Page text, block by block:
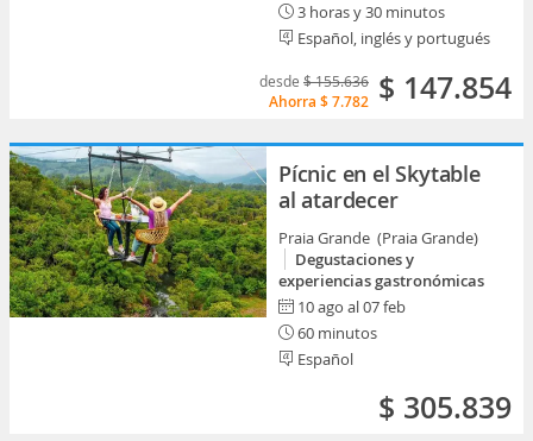
3 horas y 30 minutos
Español, inglés y portugués
desde $ 155.636
Ahorra $ 7.782 $ 147.854
Pícnic en el Skytable
al atardecer
Praia Grande (Praia Grande)
Degustaciones y
experiencias gastronómicas
10 ago al 07 feb
60 minutos
Español
$ 305.839